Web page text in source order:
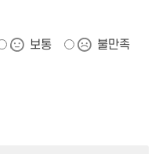
보통
불만족